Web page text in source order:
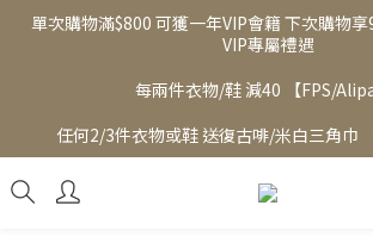
單次購物滿$800 可獲一年VIP會籍 下次購物
VIP專屬禮遇
每兩件衣物/鞋 減40 【FPS/
任何2/3件衣物或鞋 送復古啡/米白三角巾